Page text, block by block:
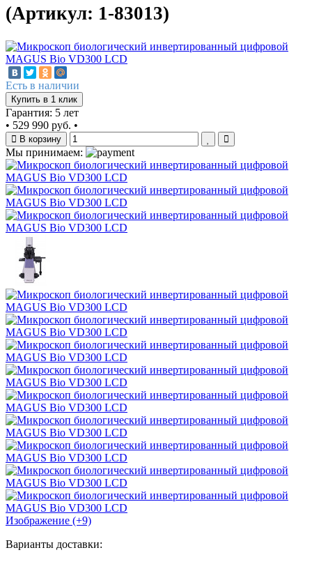
(Артикул: 1-83013)
Есть в наличии
Купить в 1 клик
Гарантия: 5 лет
• 529 990 руб. •
В корзину
Мы принимаем:
Изображение (+9)
Варианты доставки: